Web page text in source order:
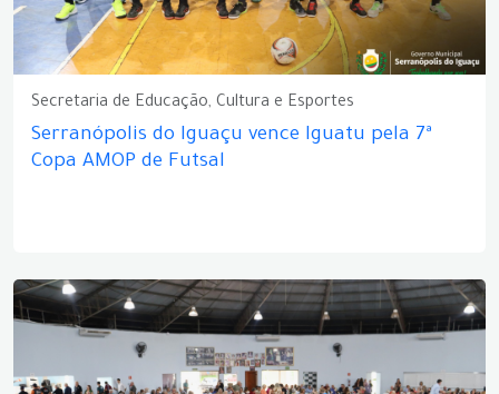
Secretaria de Educação, Cultura e Esportes
Serranópolis do Iguaçu vence Iguatu pela 7ª
Copa AMOP de Futsal